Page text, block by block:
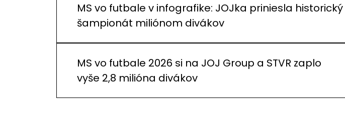
MS vo futbale v infografike: JOJka priniesla historický
šampionát miliónom divákov
MS vo futbale 2026 si na JOJ Group a STVR zaplo
vyše 2,8 milióna divákov